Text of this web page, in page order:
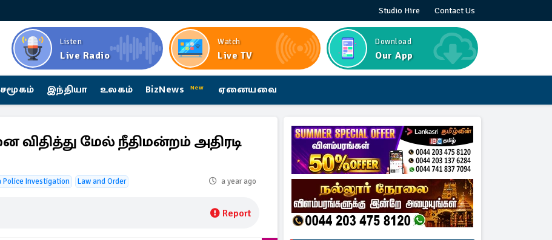
Studio Hire Contact Us
Listen
Live Radio
Watch
Live TV
Download
Our App
சமூகம் இந்தியா உலகம் BizNews New ஏனையவை
மேல் நீதிமன்றம் அதிரடி
Police Investigation Law and Order a year ago
Report